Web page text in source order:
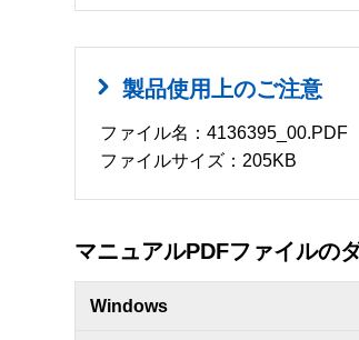
製品使用上のご注意
ファイル名：4136395_00.PDF
ファイルサイズ：205KB
マニュアルPDFファイルの
Windows